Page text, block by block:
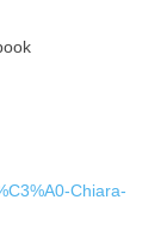
Chiara-